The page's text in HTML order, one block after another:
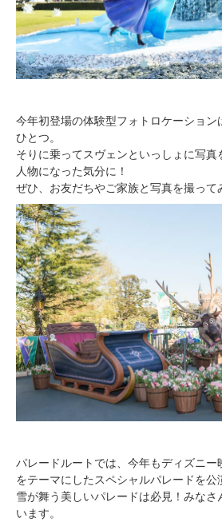
今年初登場の体験型フォトロケーショ
ひとつ。
そりに乗ってスヴェンといっしょに写
人物になった気分に！
ぜひ、お友だちやご家族と写真を撮って
パレードルートでは、今年もディズニー
をテーマにしたスペシャルパレードを公
雪が舞う美しいパレードは必見！みな
います。